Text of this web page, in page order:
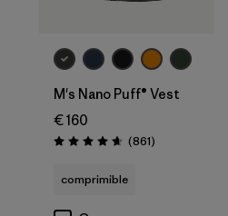
M's Nano Puff® Vest
€ 160
Puntuación: 4.7 / 5
(861Reseñas
)
comprimible